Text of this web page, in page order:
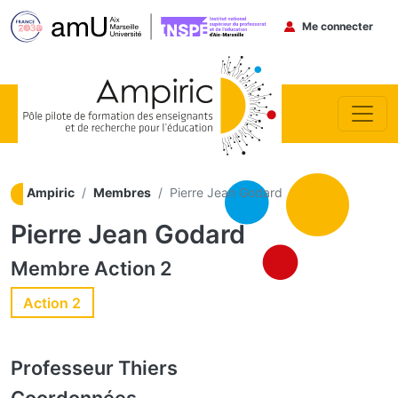
Menu du
Me connecter
Ampiric Membres Pierre Jean Godard
Pierre Jean Godard
Membre Action 2
Action 2
ProfesseurThiers